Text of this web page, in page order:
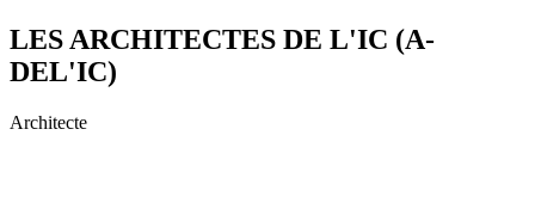
LES ARCHITECTES DE L'IC (A-
DEL'IC)
Architecte